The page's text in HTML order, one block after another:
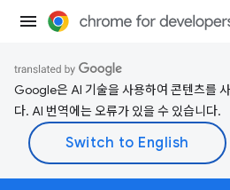
Google은 AI 기술을 사용하여 콘텐츠를
다. AI 번역에는 오류가 있을 수 있습니다.